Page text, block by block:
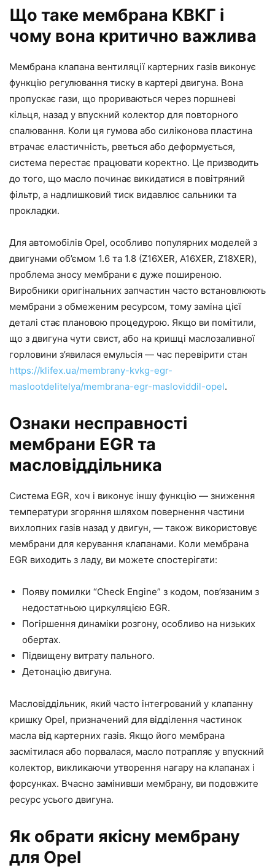
Що таке мембрана КВКГ і
чому вона критично важлива
Мембрана клапана вентиляції картерних газів виконує
функцію регулювання тиску в картері двигуна. Вона
пропускає гази, що прориваються через поршневі
кільця, назад у впускний колектор для повторного
спалювання. Коли ця гумова або силіконова пластина
втрачає еластичність, рветься або деформується,
система перестає працювати коректно. Це призводить
до того, що масло починає викидатися в повітряний
фільтр, а надлишковий тиск видавлює сальники та
прокладки.
Для автомобілів Opel, особливо популярних моделей з
двигунами об’ємом 1.6 та 1.8 (Z16XER, A16XER, Z18XER),
проблема зносу мембрани є дуже поширеною.
Виробники оригінальних запчастин часто встановлюють
мембрани з обмеженим ресурсом, тому заміна цієї
деталі стає плановою процедурою. Якщо ви помітили,
що з двигуна чути свист, або на кришці маслозаливної
горловини з’явилася емульсія — час перевірити стан
https://klifex.ua/membrany-kvkg-egr-
maslootdelitelya/membrana-egr-masloviddil-opel.
Ознаки несправності
мембрани EGR та
масловіддільника
Система EGR, хоч і виконує іншу функцію — зниження
температури згоряння шляхом повернення частини
вихлопних газів назад у двигун, — також використовує
мембрани для керування клапанами. Коли мембрана
EGR виходить з ладу, ви можете спостерігати:
Появу помилки “Check Engine” з кодом, пов’язаним з
недостатньою циркуляцією EGR.
Погіршення динаміки розгону, особливо на низьких
обертах.
Підвищену витрату пального.
Детонацію двигуна.
Масловіддільник, який часто інтегрований у клапанну
кришку Opel, призначений для відділення частинок
масла від картерних газів. Якщо його мембрана
засмітилася або порвалася, масло потрапляє у впускний
колектор, викликаючи утворення нагару на клапанах і
форсунках. Вчасно замінивши мембрану, ви подовжите
ресурс усього двигуна.
Як обрати якісну мембрану
для Opel